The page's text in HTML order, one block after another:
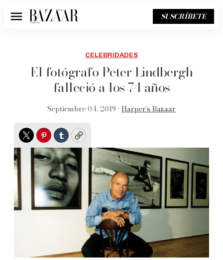
Menú SUSCRÍBETE
CELEBRIDADES
El fotógrafo Peter Lindbergh
falleció a los 74 años
Septiembre 04, 2019 • Harper’s Bazaar
TwitterPinterest
TumblrCopy